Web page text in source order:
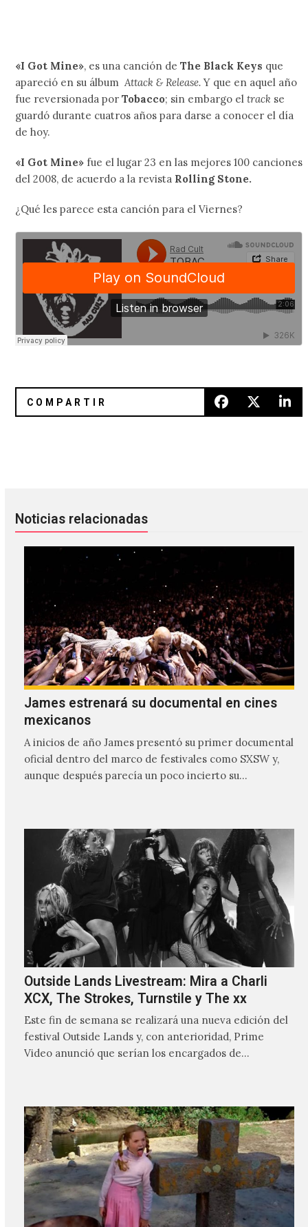
«I Got Mine», es una canción deThe Black Keys que
apareció en su álbum Attack & Release.Y que en aquel año
fue reversionada porTobacco; sin embargo eltrack se
guardó durante cuatros años para darse a conocer el día
de hoy.
«I Got Mine» fue el lugar 23 en las mejores 100 canciones
del 2008, de acuerdo a la revista Rolling Stone.
¿Qué les parece esta canción para el Viernes?
Noticias relacionadas
James estrenará su documental en cines
mexicanos
A inicios de año James presentó su primer documental
oficial dentro del marco de festivales como SXSW y,
aunque después parecía un poco incierto su…
Outside Lands Livestream: Mira a Charli
XCX, The Strokes, Turnstile y The xx
Este fin de semana se realizará una nueva edición del
festival Outside Lands y, con anterioridad, Prime
Video anunció que serían los encargados de